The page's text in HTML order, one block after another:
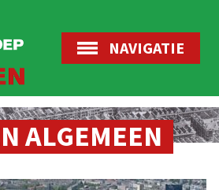
NAVIGATIE
ALGEMEEN